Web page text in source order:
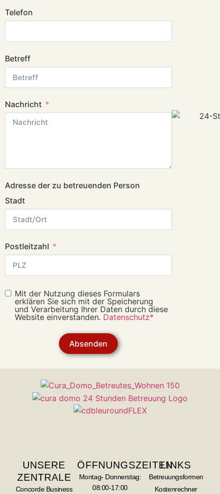
Telefon
Betreff
Nachricht
Adresse der zu betreuenden Person
Stadt
Postleitzahl
Mit der Nutzung dieses Formulars
erklären Sie sich mit der Speicherung
und Verarbeitung Ihrer Daten durch diese
Website einverstanden. Datenschutz*
Absenden
UNSERE
ZENTRALE
Concorde Business
ÖFFNUNGSZEITEN
Montag- Donnerstag:
08:00-17:00
LINKS
Betreuungsformen
Kostenrechner